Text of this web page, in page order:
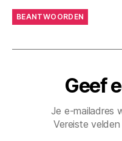
BEANTWOORDEN
Geef
Je e-mailadres
Vereiste